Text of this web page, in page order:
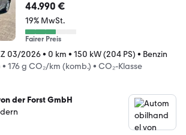
44.990 €
19% MwSt.
Fairer Preis
03/2026• 0 km • 150 kW (204 PS) • Benzin
• 176 g CO₂/km (komb.) • CO₂-Klasse
der Forst GmbH